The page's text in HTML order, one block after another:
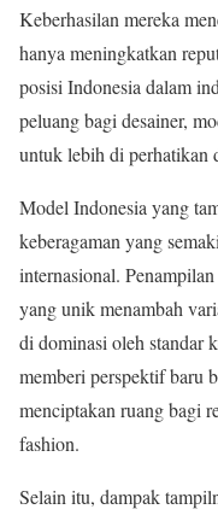
Keberhasilan mereka
hanya meningkatkan
posisi Indonesia dalam
peluang bagi desainer,
untuk lebih di perhatikan
Model Indonesia yang
keberagaman yang
internasional.
yang unik menambah
di dominasi oleh standar
memberi perspektif baru
menciptakan ruang bagi
fashion.
Selain itu, dampak